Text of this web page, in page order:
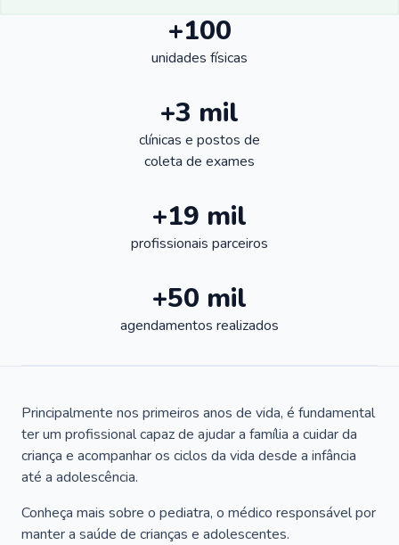
+100
unidades físicas
+3 mil
clínicas e postos de
coleta de exames
+19 mil
profissionais parceiros
+50 mil
agendamentos realizados
Principalmente nos primeiros anos de vida, é fundamental
ter um profissional capaz de ajudar a família a cuidar da
criança e acompanhar os ciclos da vida desde a infância
até a adolescência.
Conheça mais sobre o pediatra, o médico responsável por
manter a saúde de crianças e adolescentes.